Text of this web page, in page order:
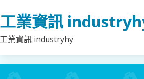
to
content
工業資訊
工業資訊 industryhy